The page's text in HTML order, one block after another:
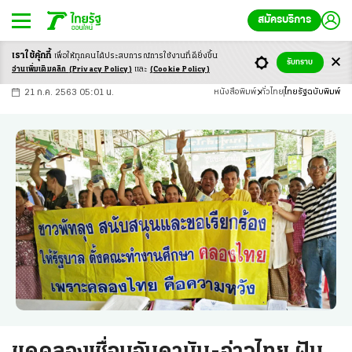
สมัครบริการ
-ก ก ก+
21 ก.ค. 2563 05:01 น. หนังสือพิมพ์ ทั่วไทย ไทยรัฐฉบับพิมพ์
เราใช้คุ้กกี้ เพื่อให้ทุกคนได้ประสบการณ์การใช้งานที่ดียิ่งขึ้น
อ่านเพิ่มเติมคลิก (Privacy Policy) และ (Cookie Policy)
รับทราบ